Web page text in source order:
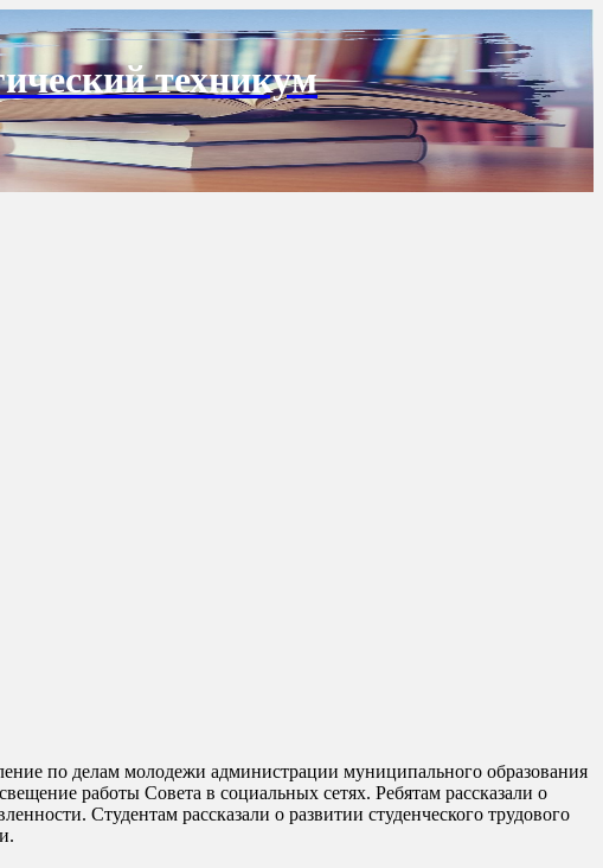
техникум
работы Совета в социальных сетях. Ребятам рассказали о
Студентам рассказали о развитии студенческого трудового